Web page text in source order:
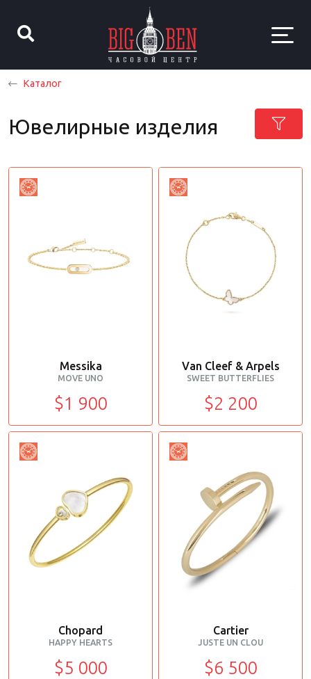
Каталог
Ювелирные изделия
Messika
MOVE UNO
$1 900
Van Cleef & Arpels
SWEET BUTTERFLIES
$2 200
Chopard
HAPPY HEARTS
$5 000
Cartier
JUSTE UN CLOU
$6 500